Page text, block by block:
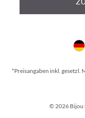
*Preisangaben inkl. gesetzl.
© 2026 Bijou